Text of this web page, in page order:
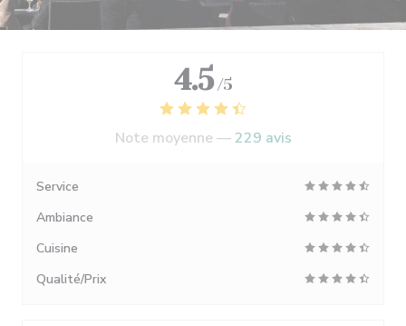
4.5 /5
Note moyenne — 229 avis
Service
Ambiance
Cuisine
Qualité/Prix